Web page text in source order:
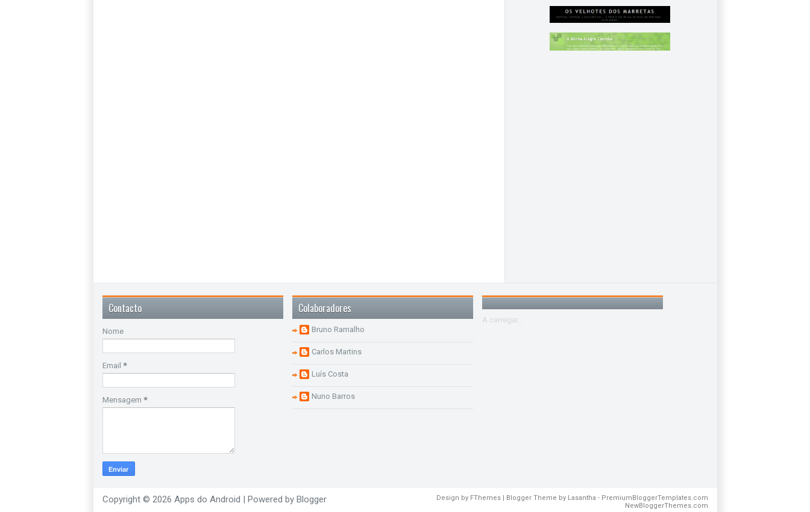
Contacto
Nome
Email *
Mensagem *
Colaboradores
Bruno Ramalho
Carlos Martins
Luís Costa
Nuno Barros
A carregar...
Copyright © 2026 Apps do Android | Powered by Blogger Design by FThemes| Blogger Theme by Lasantha - PremiumBloggerTemplates.com
NewBloggerThemes.com